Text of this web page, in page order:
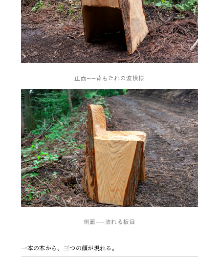
正面——背もたれの波模様
側面——流れる板目
一本の木から、三つの顔が現れる。